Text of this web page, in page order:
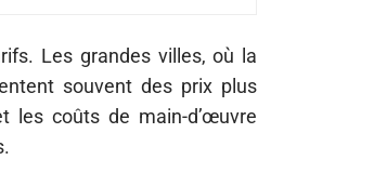
Les grandes villes, où la
souvent des prix plus
les coûts de main-d’œuvre